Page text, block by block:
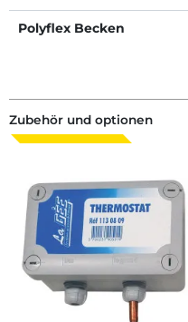
Polyflex Becken
Zubehör und optionen